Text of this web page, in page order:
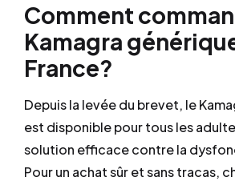
Comment
Kamagra
France?
Depuis la levée du brevet, le
est disponible pour tous les
solution efficace contre la
Pour un achat sûr et sans tracas,